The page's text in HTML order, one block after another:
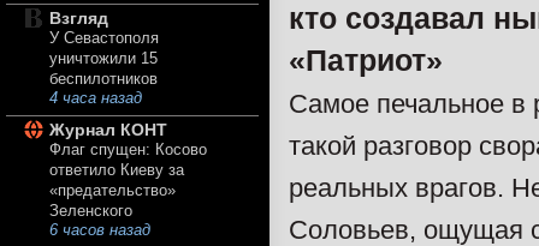
кто создавал
«Патриот»
Самое печальное в
такой разговор
реальных врагов.
Соловьев, ощущая
Взгляд
У Севастополя
уничтожили 15
беспилотников
4 часа назад
Журнал КОНТ
Флаг спущен: Косово
ответило Киеву за
«предательство»
Зеленского
6 часов назад